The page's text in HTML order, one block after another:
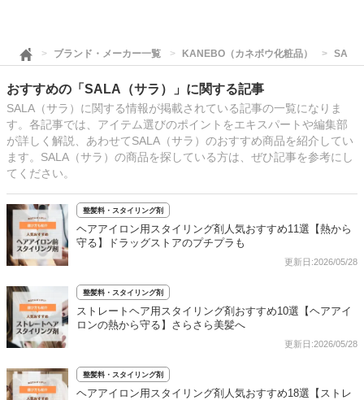
ブランド・メーカー一覧 KANEBO（カネボウ化粧品） SALA
おすすめの「SALA（サラ）」に関する記事
SALA（サラ）に関する情報が掲載されている記事の一覧になりま
す。各記事では、アイテム選びのポイントをエキスパートや編集部
が詳しく解説、あわせてSALA（サラ）のおすすめ商品を紹介してい
ます。SALA（サラ）の商品を探している方は、ぜひ記事を参考にし
てください。
整髪料・スタイリング剤
ヘアアイロン用スタイリング剤人気おすすめ11選【熱から
守る】ドラッグストアのプチプラも
更新日:2026/05/28
整髪料・スタイリング剤
ストレートヘア用スタイリング剤おすすめ10選【ヘアアイ
ロンの熱から守る】さらさら美髪へ
更新日:2026/05/28
整髪料・スタイリング剤
ヘアアイロン用スタイリング剤人気おすすめ18選【ストレ